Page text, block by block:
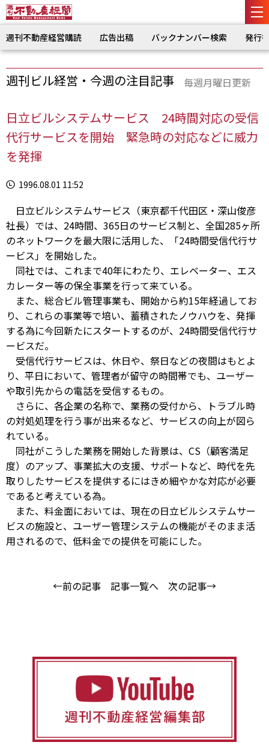
週刊不動産経営購読 広告出稿 バックナンバー検索 発行
週刊ビル経営・今週の注目記事 毎週月曜日更新
日立ビルシステムサービス 24時間対応の受信
代行サービスを開始 緊急時の対応などに威力
を発揮
1996.08.01 11:52
日立ビルシステムサービス（東京都千代田区・深山俊彦
社長）では、24時間、365日のサービス制と、全国285ヶ所
のネットワークを最大限に活用した、「24時間受信代行サ
ービス」を開始した。
同社では、これまで40年にわたり、エレベーター、エス
カレーター等の保全事業を行って来ている。
また、総合ビル管理事業も、開始から約15年経過してお
り、これらの事業等で培い、蓄積されたノウハウを、発揮
する為に今回新たにスタートするのが、24時間受信代行サ
ービスだ。
受信代行サービスは、休日や、祭日などの夜間はもとよ
り、平日において、管理者が留守の時間帯でも、ユーザー
や取引先からの電話を受信するもの。
さらに、各企業の名称で、業務の受付から、トラブル時
の対処処理を行う事が出来るなど、サービスの向上が図ら
れている。
同社がこうした業務を開始した背景は、CS（顧客満足
度）のアップ、事業拡大の支援、サポートなど、時代を先
取りしたサービスを提供するにはきめ細やかな対応が必要
であると考えている為。
また、料金面においては、現在の日立ビルシステムサー
ビスの施設と、ユーザー管理システムの機能がそのまま活
用されるので、低料金での提供を可能にした。
←前の記事 記事一覧へ 次の記事→